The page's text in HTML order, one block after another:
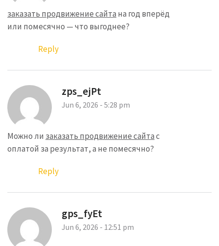
заказать продвижение сайта на год вперёд
или помесячно — что выгоднее?
Reply
zps_ejPt
Jun 6, 2026 - 5:28 pm
Можно ли заказать продвижение сайтас
оплатой за результат, а не помесячно?
Reply
gps_fyEt
Jun 6, 2026 - 12:51 pm